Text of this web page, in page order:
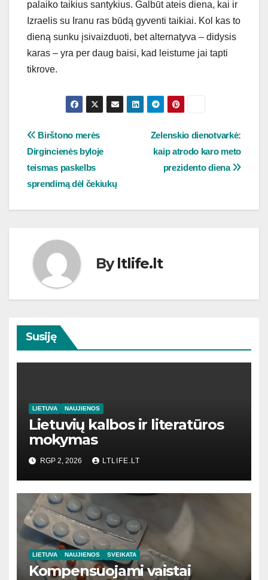
palaiko taikius santykius. Galbūt ateis diena, kai ir
Izraelis su Iranu ras būdą gyventi taikiai. Kol kas to
dieną sunku įsivaizduoti, bet alternatyva – didysis
karas – yra per daug baisi, kad leistume jai tapti
tikrove.
Navigacija
tarp
įrašų
Zelenskio dienotvarkė:
kaip atrodo karo meto
prezidento diena
Birštono merės
Dirgincienės byloje
teismas paskelbs
sprendimą dėl čekiukų
Byltlife.lt
Susiję
LIETUVA NAUJIENOS
Lietuvių kalbos ir literatūros
mokymas
RGP 2, 2026 LTLIFE.LT
LIETUVA NAUJIENOS SVEIKATA
Kompensuojami vaistai